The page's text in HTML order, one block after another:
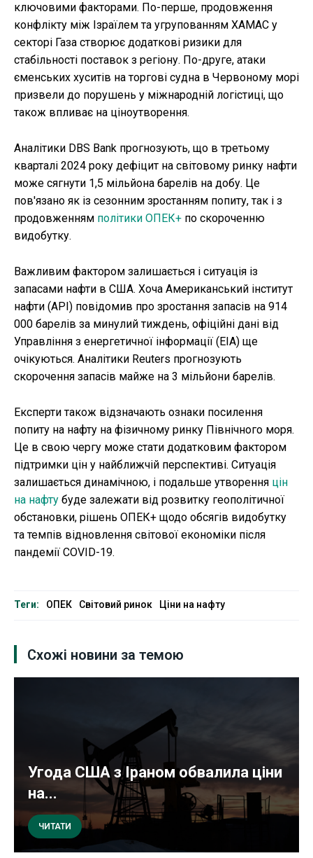
ключовими факторами. По-перше, продовження
конфлікту між Ізраїлем та угрупованням ХАМАС у
секторі Газа створює додаткові ризики для
стабільності поставок з регіону. По-друге, атаки
єменських хуситів на торгові судна в Червоному морі
призвели до порушень у міжнародній логістиці, що
також впливає на ціноутворення.
Аналітики DBS Bank прогнозують, що в третьому
кварталі 2024 року дефіцит на світовому ринку нафти
може сягнути 1,5 мільйона барелів на добу. Це
пов'язано як із сезонним зростанням попиту, так і з
продовженням політики ОПЕК+ по скороченню
видобутку.
Важливим фактором залишається і ситуація із
запасами нафти в США. Хоча Американський інститут
нафти (API) повідомив про зростання запасів на 914
000 барелів за минулий тиждень, офіційні дані від
Управління з енергетичної інформації (EIA) ще
очікуються. Аналітики Reuters прогнозують
скорочення запасів майже на 3 мільйони барелів.
Експерти також відзначають ознаки посилення
попиту на нафту на фізичному ринку Північного моря.
Це в свою чергу може стати додатковим фактором
підтримки цін у найближчій перспективі. Ситуація
залишається динамічною, і подальше утворення цін
на нафту буде залежати від розвитку геополітичної
обстановки, рішень ОПЕК+ щодо обсягів видобутку
та темпів відновлення світової економіки після
пандемії COVID-19.
Теги: ОПЕК Світовий ринок Ціни на нафту
Схожі новини за темою
Угода США з Іраном обвалила ціни
на...
ЧИТАТИ